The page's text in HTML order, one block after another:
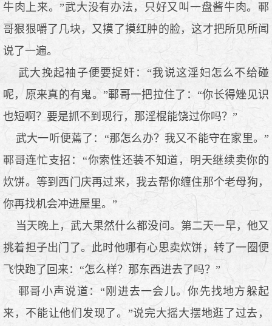
牛肉上来。”武大没有办法，只好又叫一盘酱牛肉。鄆
哥狠狠嚼了几块，又摸了摸红肿的脸，这才把所见所闻
说了一遍。
武大挽起袖子便要捉奸：“我说这淫妇怎么不给碰
呢，原来真的有鬼。”鄆哥一把拉住了：“你长得矬见识
也短啊？要是抓不到现行，那淫棍能饶过你吗？”
武大一听便蔫了：“那怎么办？我又不能守在家里。”
鄆哥连忙支招：“你索性还装不知道，明天继续卖你的
炊饼。等到西门庆再过来，我去帮你缠住那个老母狗，
你再找机会冲进屋里。”
当天晚上，武大果然什么都没问。第二天一早，他又
挑着担子出门了。此时他哪有心思卖炊饼，转了一圈便
飞快跑了回来：“怎么样？那东西进去了吗？”
鄆哥小声说道：“刚进去一会儿。你先找地方躲起
来，不能让他们发现了。”说完大摇大摆地逛了过去，